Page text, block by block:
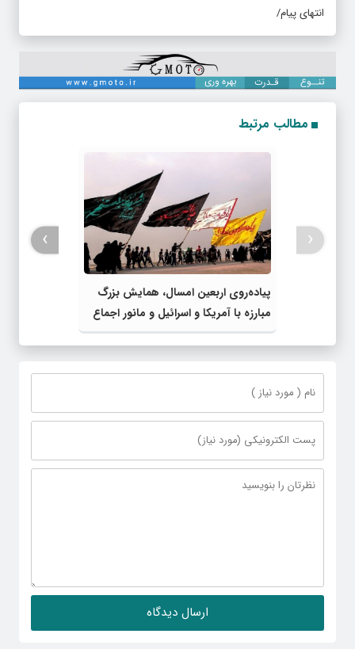
انتهای پیام/
مطالب مرتبط
پیاده‌روی اربعین امسال، همایش بزرگ
مبارزه با آمریکا و اسرائیل و مانور اجماع
جبهه مقاومت و ملت‌های آزادی‌خواه در
‹
›